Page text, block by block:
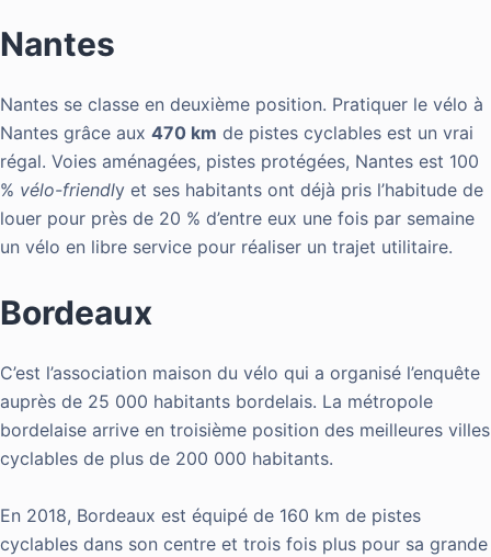
Nantes
Nantes se classe en deuxième position. Pratiquer le vélo à
Nantes grâce aux 470 km de pistes cyclables est un vrai
régal. Voies aménagées, pistes protégées, Nantes est 100
% vélo-friendly et ses habitants ont déjà pris l’habitude de
louer pour près de 20 % d’entre eux une fois par semaine
un vélo en libre service pour réaliser un trajet utilitaire.
Bordeaux
C’est l’association maison du vélo qui a organisé l’enquête
auprès de 25 000 habitants bordelais. La métropole
bordelaise arrive en troisième position des meilleures villes
cyclables de plus de 200 000 habitants.
En 2018, Bordeaux est équipé de 160 km de pistes
cyclables dans son centre et trois fois plus pour sa grande